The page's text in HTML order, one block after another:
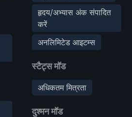
हृदय/अभ्यास अंक संपादित
करें
अनलिमिटेड आइटम्स
स्टैट्स मॉड
अधिकतम मित्रता
दुश्मन मॉड